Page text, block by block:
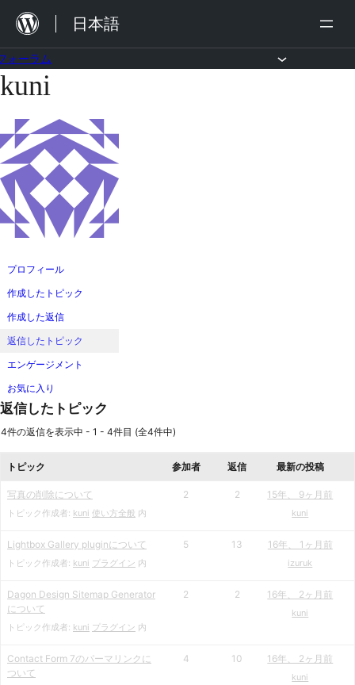
を
ス
ッ
プ
日本語
ォーラム
コ
ン
ツ
へ
ス
ッ
プ
kuni
プロフィール
作成したトピック
作成した返信
返信したトピック
エンゲージメント
お気に入り
返信したトピック
4件の返信を表示中 - 1 - 4件目 (全4件中)
トピック 参加者 返信 最新の投稿
写真の削除について
トピック作成者: kuni 使い方全般 内
2 2 15年、 9ヶ月前
kuni
Lightbox Gallery pluginについて
トピック作成者: kuni プラグイン 内
5 13 16年、 1ヶ月前
izuruk
Dagon Design Sitemap Generator
について
トピック作成者: kuni プラグイン 内
2 2 16年、 2ヶ月前
kuni
Contact Form 7のパーマリンクに
ついて
4 10 16年、 2ヶ月前
kuni